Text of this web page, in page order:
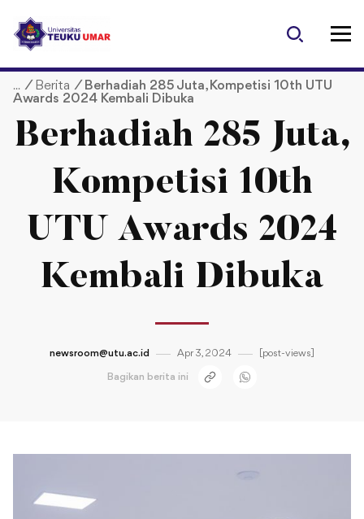
p
/ Berita / Berhadiah 285 Juta, Kompetisi 10th UTU
Awards 2024 Kembali Dibuka
Berhadiah 285 Juta,
Kompetisi 10th
UTU Awards 2024
Kembali Dibuka
newsroom@utu.ac.id Apr 3, 2024 [post-views]
Bagikan berita ini